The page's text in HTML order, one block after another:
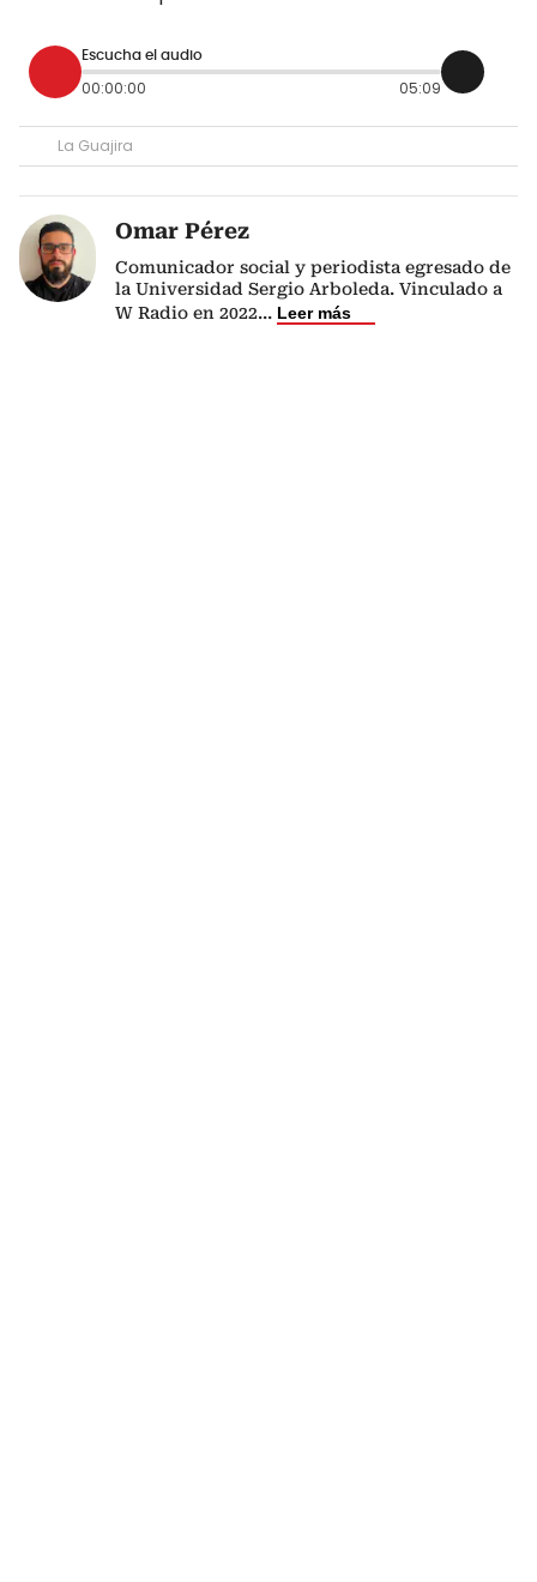
Escucha el audio
00:00:00 05:09
La Guajira
Omar Pérez
Comunicador social y periodista egresado de
la Universidad Sergio Arboleda. Vinculado a
W Radio en 2022... Leer más